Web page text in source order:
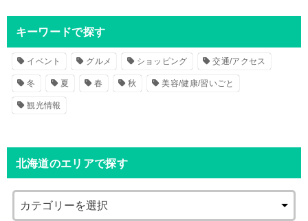
キーワードで探す
イベント グルメ ショッピング 交通/アクセス
冬 夏 春 秋 美容/健康/習いごと
観光情報
北海道のエリアで探す